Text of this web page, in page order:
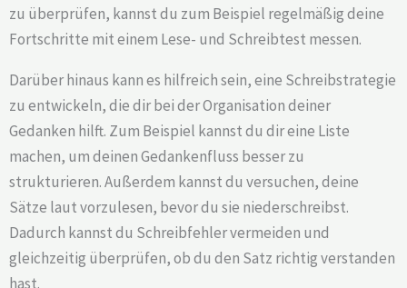
zu überprüfen, kannst du zum Beispiel regelmäßig deine
Fortschritte mit einem Lese- und Schreibtest messen.
Darüber hinaus kann es hilfreich sein, eine Schreibstrategie
zu entwickeln, die dir bei der Organisation deiner
Gedanken hilft. Zum Beispiel kannst du dir eine Liste
machen, um deinen Gedankenfluss besser zu
strukturieren. Außerdem kannst du versuchen, deine
Sätze laut vorzulesen, bevor du sie niederschreibst.
Dadurch kannst du Schreibfehler vermeiden und
gleichzeitig überprüfen, ob du den Satz richtig verstanden
hast.